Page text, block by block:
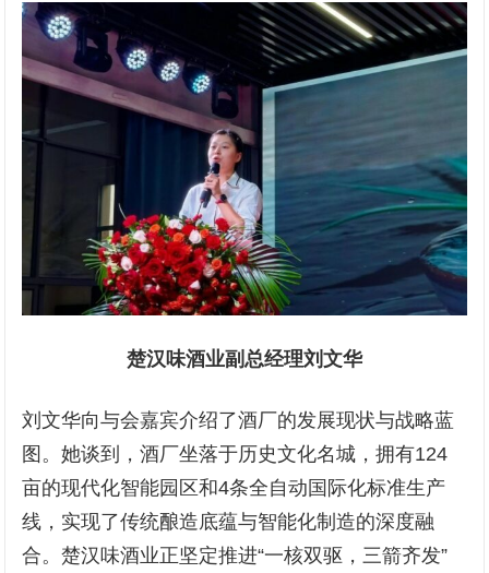
楚汉味酒业副总经理刘文华
刘文华向与会嘉宾介绍了酒厂的发展现状与战略蓝
图。她谈到，酒厂坐落于历史文化名城，拥有124
亩的现代化智能园区和4条全自动国际化标准生产
线，实现了传统酿造底蕴与智能化制造的深度融
合。楚汉味酒业正坚定推进“一核双驱，三箭齐发”